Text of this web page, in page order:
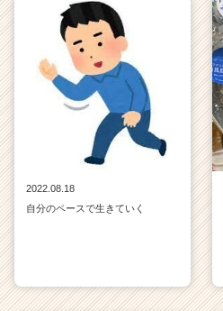
2022.08.18
自分のペースで生きていく